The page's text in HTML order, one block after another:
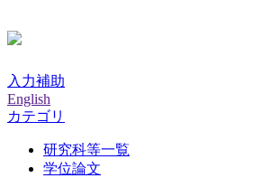
入力補助
English
カテゴリ
研究科等一覧
学位論文